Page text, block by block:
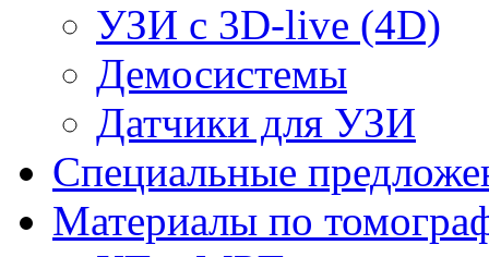
УЗИ с 3D-live (4D)
Демосистемы
Датчики для УЗИ
Cпециальные
Материалы по